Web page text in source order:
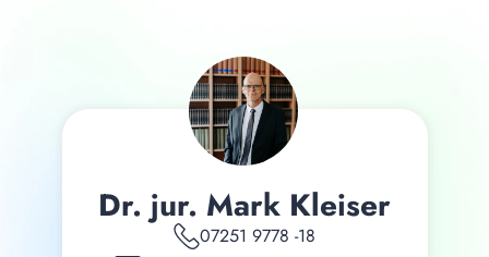
Dr. jur. Mark Kleiser
07251 9778 -18